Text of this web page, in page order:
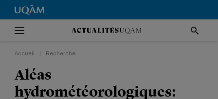
Accueil Recherche
Aléas
hydrométéorologiques: